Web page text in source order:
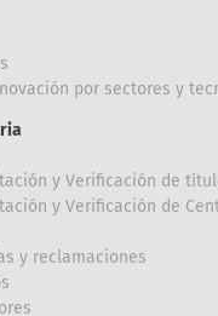
por sectores y
y Verificación de
y Verificación de
y reclamaciones